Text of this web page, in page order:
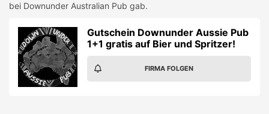
bei Downunder Australian Pub gab.
Gutschein Downunder Aussie Pub
1+1 gratis auf Bier und Spritzer!
FIRMA FOLGEN